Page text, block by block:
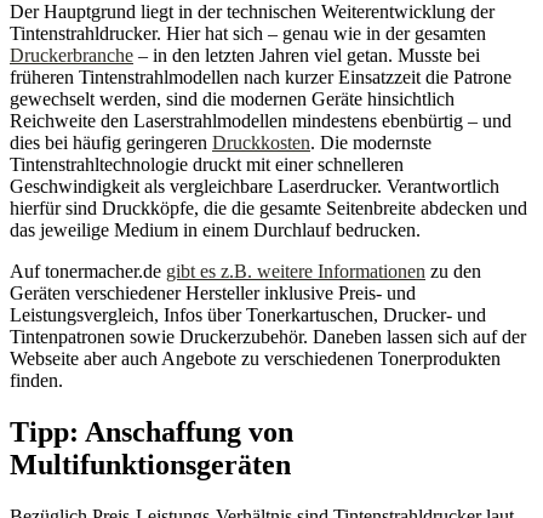
Der Hauptgrund liegt in der technischen Weiterentwicklung der
Tintenstrahldrucker. Hier hat sich – genau wie in der gesamten
Druckerbranche – in den letzten Jahren viel getan. Musste bei
früheren Tintenstrahlmodellen nach kurzer Einsatzzeit die Patrone
gewechselt werden, sind die modernen Geräte hinsichtlich
Reichweite den Laserstrahlmodellen mindestens ebenbürtig – und
dies bei häufig geringeren Druckkosten. Die modernste
Tintenstrahltechnologie druckt mit einer schnelleren
Geschwindigkeit als vergleichbare Laserdrucker. Verantwortlich
hierfür sind Druckköpfe, die die gesamte Seitenbreite abdecken und
das jeweilige Medium in einem Durchlauf bedrucken.
Auf tonermacher.de gibt es z.B. weitere Informationen zu den
Geräten verschiedener Hersteller inklusive Preis- und
Leistungsvergleich, Infos über Tonerkartuschen, Drucker- und
Tintenpatronen sowie Druckerzubehör. Daneben lassen sich auf der
Webseite aber auch Angebote zu verschiedenen Tonerprodukten
finden.
Tipp: Anschaffung von
Multifunktionsgeräten